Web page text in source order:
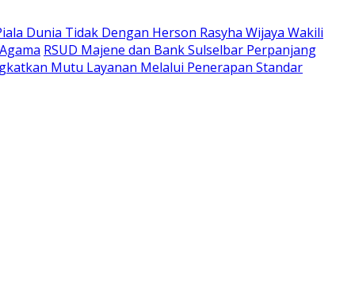
Dunia Tidak Dengan Herson Rasyha Wijaya Wakili
RSUD Majene dan Bank Sulselbar Perpanjang
Mutu Layanan Melalui Penerapan Standar